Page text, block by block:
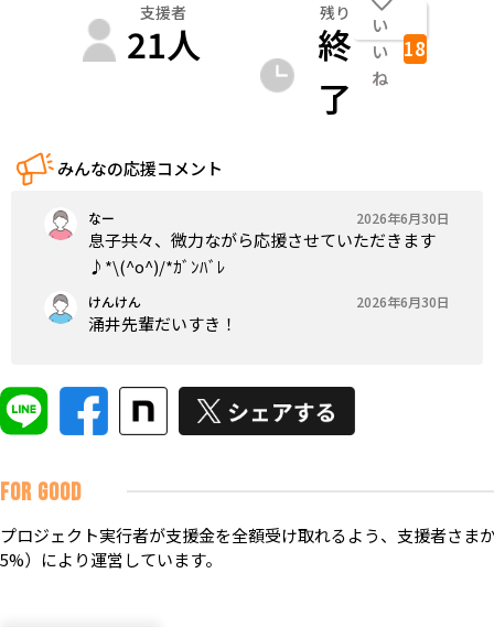
支援者
21人
残り
終
了
い
い
ね
18
みんなの応援コメント
なー 2026年6月30日
息子共々、微力ながら応援させていただきます
♪*\(^o^)/*ｶﾞﾝﾊﾞﾚ
けんけん 2026年6月30日
涌井先輩だいすき！
FOR GOOD
プロジェクト実行者が支援金を全額受け取れるよう、支援者さま
5%）により運営しています。